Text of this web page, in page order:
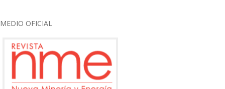
MEDIO OFICIAL